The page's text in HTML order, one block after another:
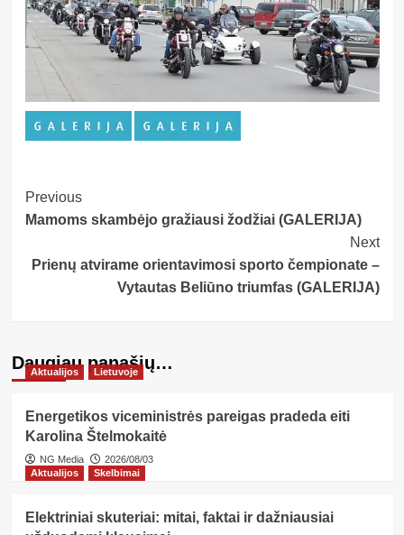
Post
Navigation
Previous
Mamoms skambėjo gražiausi žodžiai (GALERIJA)
Next
Prienų atvirame orientavimosi sporto čempionate –
Vytautas Beliūno triumfas (GALERIJA)
Daugiau panašių…
Aktualijos Lietuvoje
Energetikos viceministrės pareigas pradeda eiti
Karolina Štelmokaitė
NG Media
2026/08/03
Aktualijos
Skelbimai
Elektriniai skuteriai: mitai, faktai ir dažniausiai